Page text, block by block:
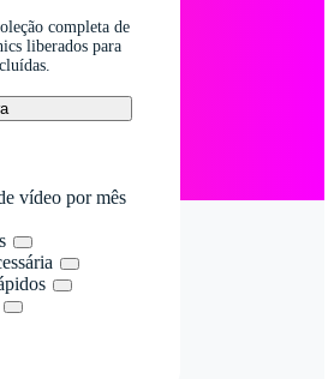
completa de
liberados para
vídeo por mês